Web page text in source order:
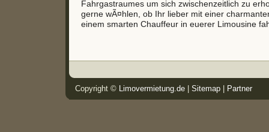
Fahrgastraumes um sich zwischenzeitlich zu
gerne wÃ¤hlen, ob Ihr lieber mit einer
einem smarten Chauffeur in euerer Limousine
Copyright © Limovermietung.de Sitemap Partner